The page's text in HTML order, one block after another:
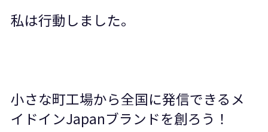
私は行動しました。
小さな町工場から全国に発信できるメ
イドインJapanブランドを創ろう！